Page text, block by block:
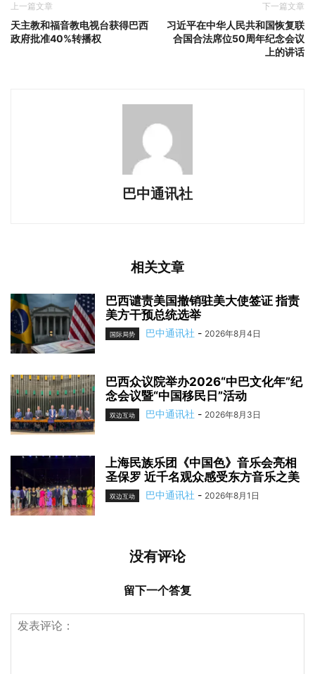
上一篇文章
天主教和福音教电视台获得巴西
政府批准40%转播权
下一篇文章
习近平在中华人民共和国恢复联
合国合法席位50周年纪念会议
上的讲话
巴中通讯社
相关文章
巴西谴责美国撤销驻美大使签证 指责
美方干预总统选举
国际局势 巴中通讯社 - 2026年8月4日
巴西众议院举办2026“中巴文化年”纪
念会议暨“中国移民日”活动
双边互动 巴中通讯社 - 2026年8月3日
上海民族乐团《中国色》音乐会亮相
圣保罗 近千名观众感受东方音乐之美
双边互动 巴中通讯社 - 2026年8月1日
没有评论
留下一个答复